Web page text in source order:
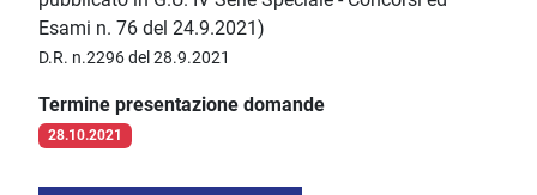
Esami n. 76 del 24.9.2021)
D.R. n.2296 del 28.9.2021
Termine presentazione domande
28.10.2021